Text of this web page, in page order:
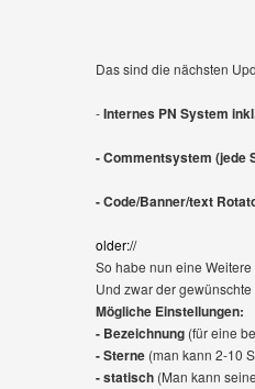
Das sind die nächsten
-Internes PN System
- Commentsystem (jede
- Code/Banner/text
older://
So habe nun eine
Und zwar der
Mögliche Einstellungen:
- Bezeichnung (für eine
- Sterne (man kann 2-10
- statisch (Man kann